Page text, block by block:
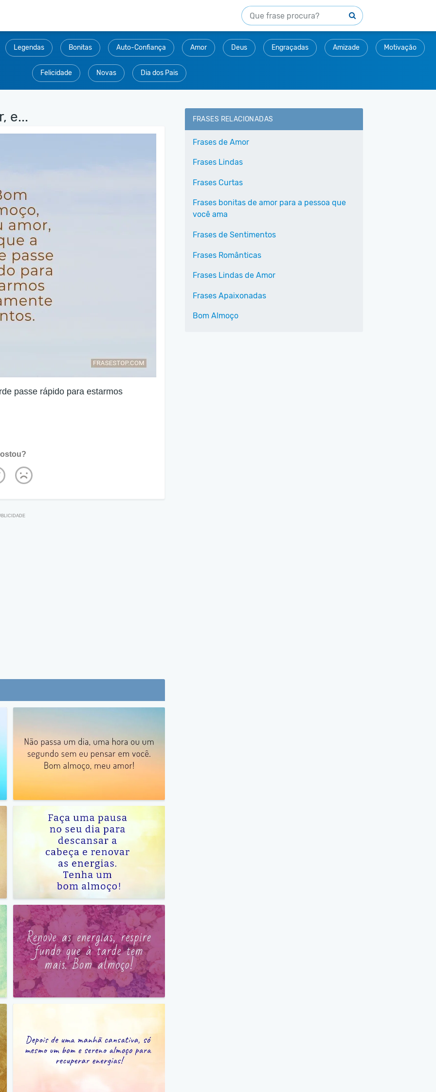
Legendas Bonitas Auto-Confiança Amor Deus Engraçadas Amizade Motivação
Felicidade Novas Dia dos Pais
e...
passe rápido para estarmos
FRASES RELACIONADAS
Frases de Amor
Frases Lindas
Frases Curtas
Frases bonitas de amor para a pessoa que
você ama
Frases de Sentimentos
Frases Românticas
Frases Lindas de Amor
Frases Apaixonadas
Bom Almoço